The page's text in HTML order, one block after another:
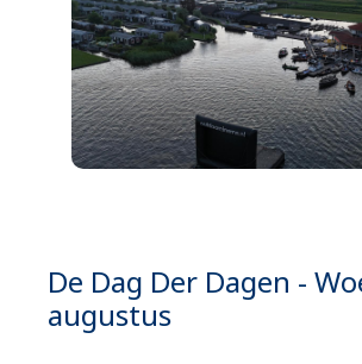
De Dag Der Dagen -
augustus